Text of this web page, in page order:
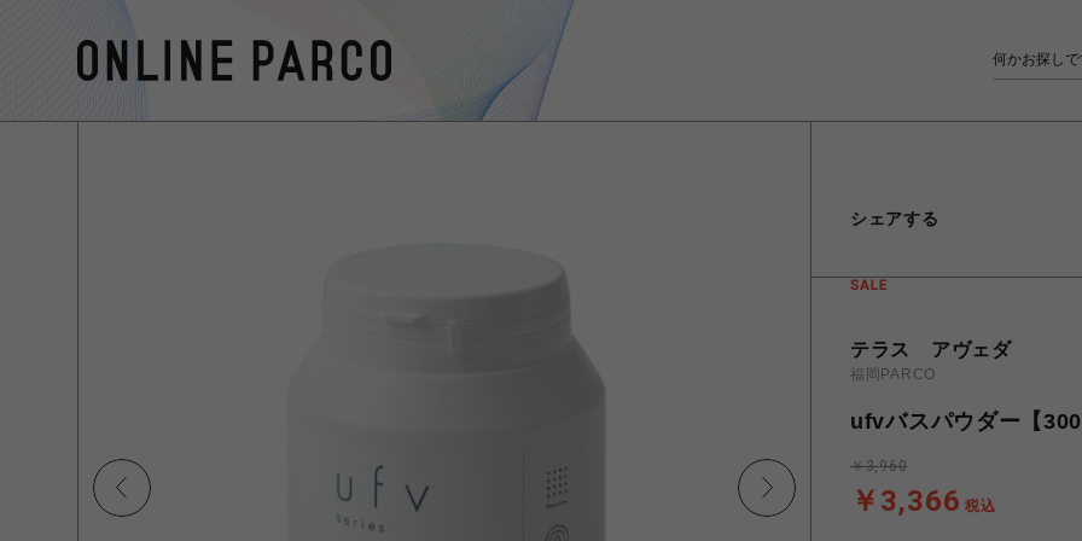
テラス アヴェダ
福岡PARCO
ufvバスパウダー【
￥3,366 税込
￥3,960
シェアする